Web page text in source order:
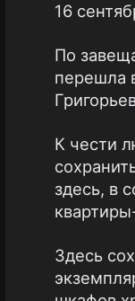
16
По
перешла
К чести
здесь, в
Здесь